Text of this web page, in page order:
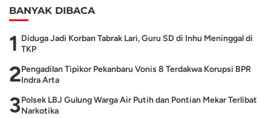
BANYAK DIBACA
1 Diduga Jadi Korban Tabrak Lari, Guru SD di Inhu Meninggal di
TKP
2Pengadilan Tipikor Pekanbaru Vonis 8 Terdakwa Korupsi BPR
Indra Arta
3Polsek LBJ Gulung Warga Air Putih dan Pontian Mekar Terlibat
Narkotika